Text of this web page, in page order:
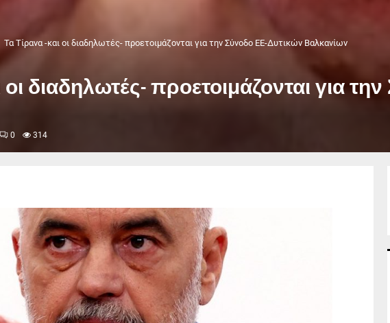
Τα Τίρανα -και οι διαδηλωτές- προετοιμάζονται για την Σύνοδο ΕΕ-Δυτικών Βαλκανίων
διαδηλωτές- προετοιμάζονται για
0 314